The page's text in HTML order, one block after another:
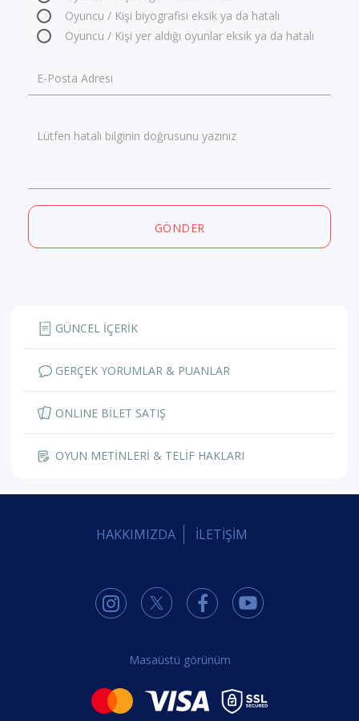
Oyuncu / Kişi biyografisi eksik ya da hatalı
Oyuncu / Kişi yer aldığı oyunlar eksik ya da hatalı
E-Posta Adresi
Lütfen hatalı bilginin doğrusunu yazınız
GÖNDER
GÜNCEL İÇERİK
GERÇEK YORUMLAR & PUANLAR
ONLINE BİLET SATIŞ
OYUN METİNLERİ & TELİF HAKLARI
HAKKIMIZDA İLETİŞİM
Masaüstü görünüm